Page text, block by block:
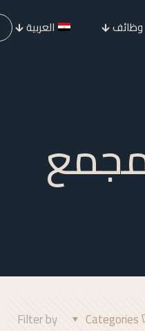
وظائف العربية
Filter by Categories